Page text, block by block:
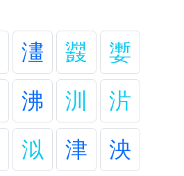
澅 鼝
嬱
沸 汌
沜
泤 津
泱